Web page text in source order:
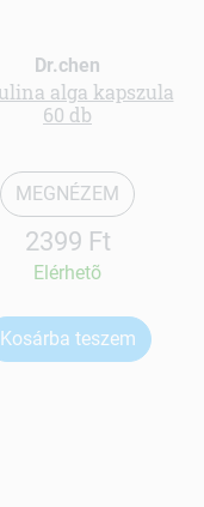
Dr.chen
alga kapszula
60 db
MEGNÉZEM
2399 Ft
Elérhetõ
Kosárba teszem